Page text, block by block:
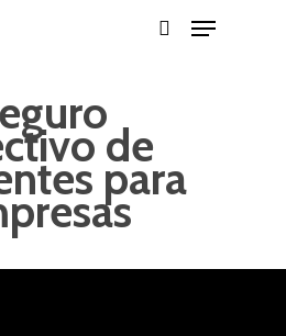
or ESC to closede
para